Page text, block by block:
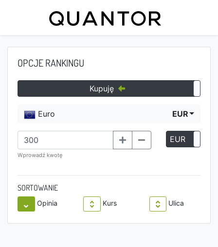
OPCJE RANKINGU
Kupuję
Euro EUR
Wprowadź kwotę
EUR
SORTOWANIE
Opinia Kurs Ulica